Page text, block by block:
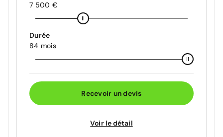
7 500 €
Durée
84 mois
Recevoir un devis
Voir le détail